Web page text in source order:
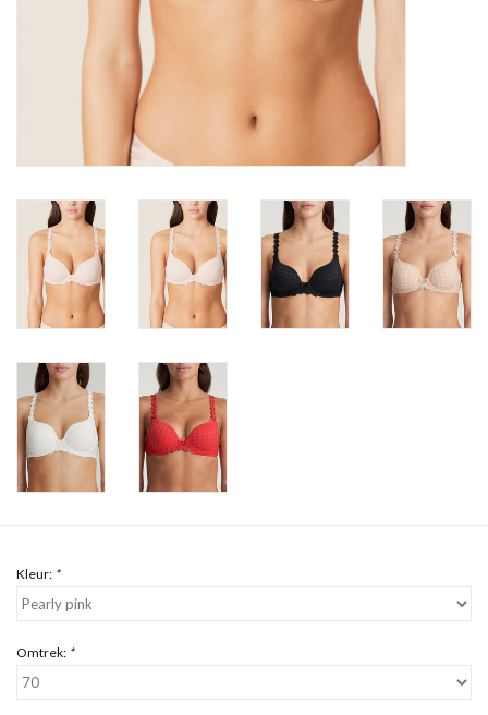
Cadeaubonnen
Kleur: *
Omtrek: *